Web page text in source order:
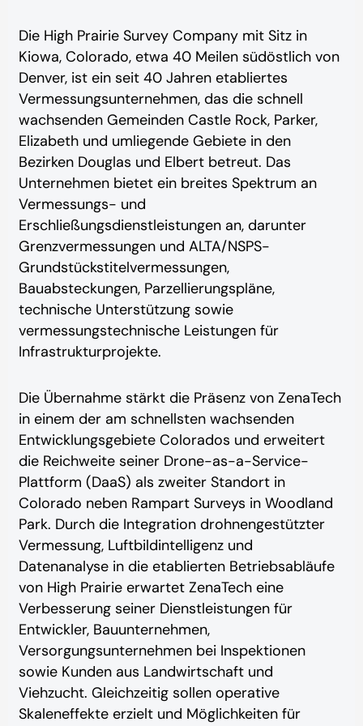
Die High Prairie Survey Company mit Sitz in
Kiowa, Colorado, etwa 40 Meilen südöstlich von
Denver, ist ein seit 40 Jahren etabliertes
Vermessungsunternehmen, das die schnell
wachsenden Gemeinden Castle Rock, Parker,
Elizabeth und umliegende Gebiete in den
Bezirken Douglas und Elbert betreut. Das
Unternehmen bietet ein breites Spektrum an
Vermessungs- und
Erschließungsdienstleistungen an, darunter
Grenzvermessungen und ALTA/NSPS-
Grundstückstitelvermessungen,
Bauabsteckungen, Parzellierungspläne,
technische Unterstützung sowie
vermessungstechnische Leistungen für
Infrastrukturprojekte.
Die Übernahme stärkt die Präsenz von ZenaTech
in einem der am schnellsten wachsenden
Entwicklungsgebiete Colorados und erweitert
die Reichweite seiner Drone-as-a-Service-
Plattform (DaaS) als zweiter Standort in
Colorado neben Rampart Surveys in Woodland
Park. Durch die Integration drohnengestützter
Vermessung, Luftbildintelligenz und
Datenanalyse in die etablierten Betriebsabläufe
von High Prairie erwartet ZenaTech eine
Verbesserung seiner Dienstleistungen für
Entwickler, Bauunternehmen,
Versorgungsunternehmen bei Inspektionen
sowie Kunden aus Landwirtschaft und
Viehzucht. Gleichzeitig sollen operative
Skaleneffekte erzielt und Möglichkeiten für